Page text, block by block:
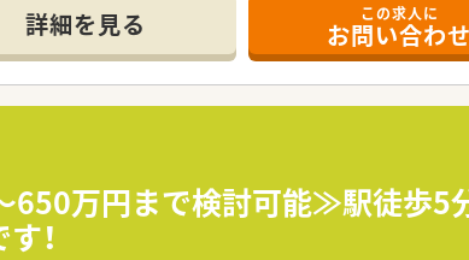
方だけでも40店舗以上を運営する大手法人のグルー
ルディングスのグループ会社であり、安定した経営
る手当が充実しており、専門性を高めたい方が活躍
ないため、ワークライフバランスを重視する方にお
なので、安定した経営基盤のもとで長く働きたい方
ざしてじっくりと患者様と向き合いたい方におす
詳細を見る この求人に
お問い合わせ
650万円まで検討可能≫駅徒歩5
！